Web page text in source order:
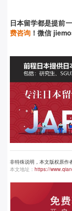
日本留学都是提前
费咨询 ！微信
非特殊说明，本文版权原作
本文地址： https://